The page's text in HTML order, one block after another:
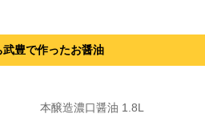
武豊で作ったお醤油
本醸造濃口醤油 1.8L